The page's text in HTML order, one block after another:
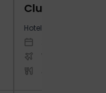
Club Side
Hotel:
Warszawa -